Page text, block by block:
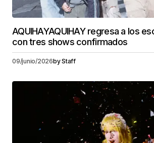
AQUIHAYAQUIHAY regresa a los
con tres shows confirmados
09/junio/2026byStaff